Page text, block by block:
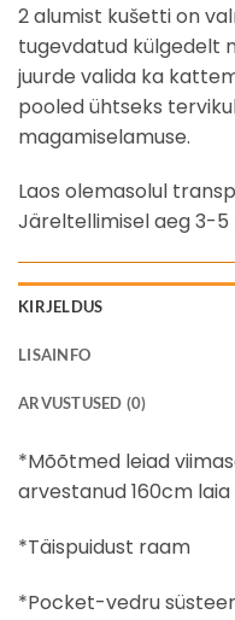
2 alumist kušetti on
tugevdatud külgedelt
juurde valida ka
pooled ühtseks
magamiselamuse.
Laos olemasolul
Järeltellimisel aeg 3-5
KIRJELDUS
LISAINFO
ARVUSTUSED (0)
*Mõõtmed leiad
arvestanud 160cm laia
*Täispuidust raam
*Pocket-vedru